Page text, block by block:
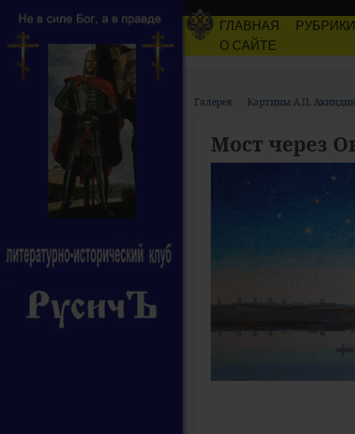
ГЛАВНАЯ
РУБРИКИ
О САЙТЕ
Галерея Картины А.П.
Мост через